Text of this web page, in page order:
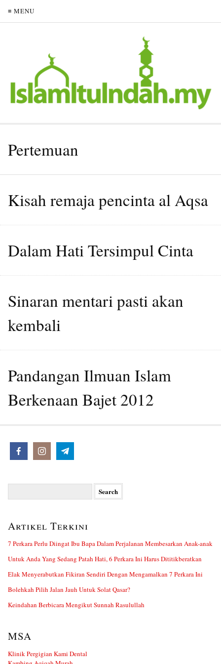
≡ MENU
Pertemuan
Kisah remaja pencinta al Aqsa
Dalam Hati Tersimpul Cinta
Sinaran mentari pasti akan
kembali
Pandangan Ilmuan Islam
Berkenaan Bajet 2012
Artikel Terkini
7 Perkara Perlu Diingat Ibu Bapa Dalam Perjalanan Membesarkan Anak-anak
Untuk Anda Yang Sedang Patah Hati, 6 Perkara Ini Harus Dititikberatkan
Elak Menyerabutkan Fikiran Sendiri Dengan Mengamalkan 7 Perkara Ini
Bolehkah Pilih Jalan Jauh Untuk Solat Qasar?
Keindahan Berbicara Mengikut Sunnah Rasulullah
MSA
Klinik Pergigian Kami Dental